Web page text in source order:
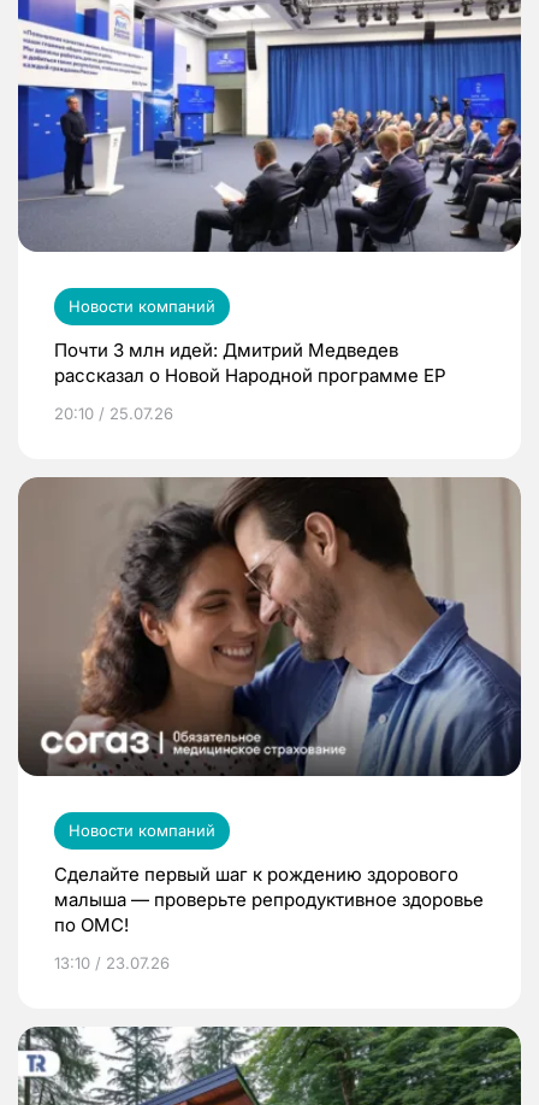
Новости компаний
Почти 3 млн идей: Дмитрий Медведев
рассказал о Новой Народной программе ЕР
20:10 / 25.07.26
Новости компаний
Сделайте первый шаг к рождению здорового
малыша — проверьте репродуктивное здоровье
по ОМС!
13:10 / 23.07.26